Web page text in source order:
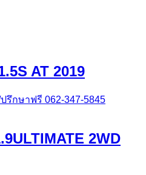
AT 2019
รึกษาฟรี 062-347-5845
2WD